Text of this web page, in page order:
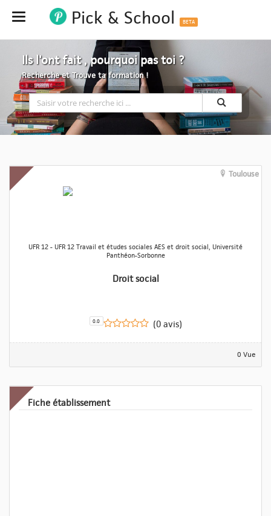
Hide Pick & School BETA
Ils l'ont fait , pourquoi pas toi ?
Recherche et Trouve ta formation !
Toulouse
UFR 12 - UFR 12 Travail et études sociales AES et droit social, Université
Panthéon-Sorbonne
Droit social
0.0 (0 avis)
0 Vue
Fiche établissement